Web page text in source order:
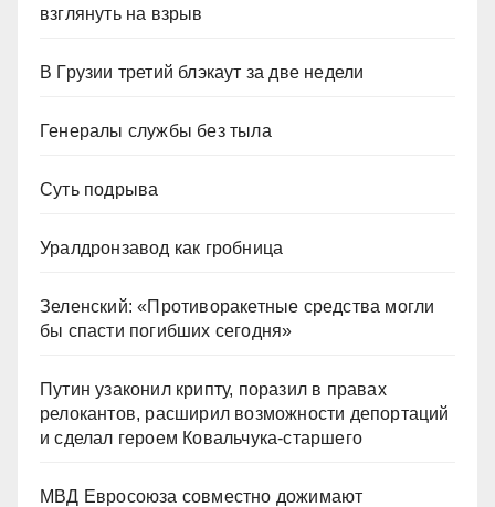
взглянуть на взрыв
В Грузии третий блэкаут за две недели
Генералы службы без тыла
Суть подрыва
Уралдронзавод как гробница
Зеленский: «Противоракетные средства могли
бы спасти погибших сегодня»
Путин узаконил крипту, поразил в правах
релокантов, расширил возможности депортаций
и сделал героем Ковальчука-старшего
МВД Евросоюза совместно дожимают